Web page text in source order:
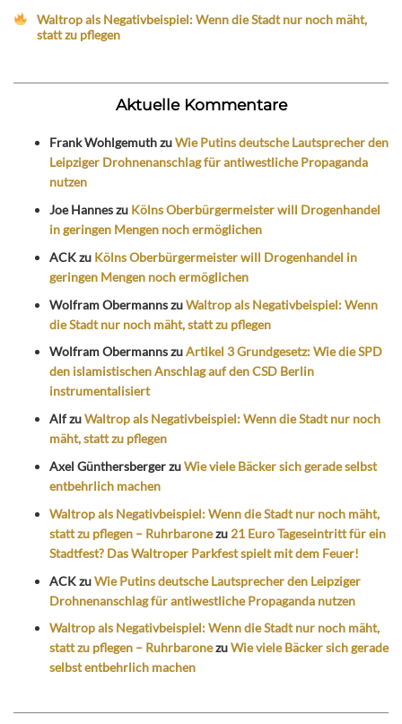
Waltrop als Negativbeispiel: Wenn die Stadt nur noch mäht,
statt zu pflegen
Aktuelle Kommentare
Frank WohlgemuthzuWie Putins deutsche Lautsprecher den
Leipziger Drohnenanschlag für antiwestliche Propaganda
nutzen
Joe Hanneszu Kölns Oberbürgermeister will Drogenhandel
in geringen Mengen noch ermöglichen
ACKzu Kölns Oberbürgermeister will Drogenhandel in
geringen Mengen noch ermöglichen
Wolfram ObermannszuWaltrop als Negativbeispiel: Wenn
die Stadt nur noch mäht, statt zu pflegen
Wolfram ObermannszuArtikel 3 Grundgesetz: Wie die SPD
den islamistischen Anschlag auf den CSD Berlin
instrumentalisiert
AlfzuWaltrop als Negativbeispiel: Wenn die Stadt nur noch
mäht, statt zu pflegen
Axel GünthersbergerzuWie viele Bäcker sich gerade selbst
entbehrlich machen
Waltrop als Negativbeispiel: Wenn die Stadt nur noch mäht,
statt zu pflegen – Ruhrbaronezu 21 Euro Tageseintritt für ein
Stadtfest? Das Waltroper Parkfest spielt mit dem Feuer!
ACKzuWie Putins deutsche Lautsprecher den Leipziger
Drohnenanschlag für antiwestliche Propaganda nutzen
Waltrop als Negativbeispiel: Wenn die Stadt nur noch mäht,
statt zu pflegen – RuhrbaronezuWie viele Bäcker sich gerade
selbst entbehrlich machen